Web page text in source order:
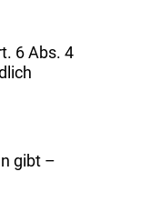
6 Abs. 4
gibt –